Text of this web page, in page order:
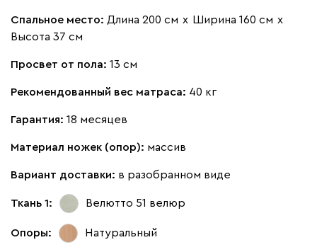
Винтер
Виридис
Спальное место: Длина 200 см х Ширина 160 см х
Высота 37 см
Просвет от пола: 13 см
Рекомендованный вес матраса: 40 кг
Гарантия: 18 месяцев
Материал ножек (опор): массив
Вариант доставки: в разобранном виде
Ткань 1: Велютто 51 велюр
Опоры: Натуральный